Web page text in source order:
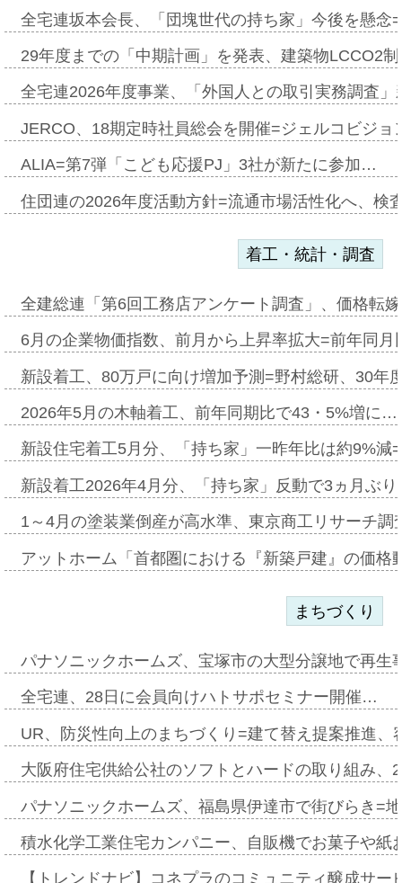
全宅連坂本会長、「団塊世代の持ち家」今後を懸
29年度までの「中期計画」を発表、建築物LCCO2
全宅連2026年度事業、「外国人との取引実務調査
JERCO、18期定時社員総会を開催=ジェルコビジ
ALIA=第7弾「こども応援PJ」3社が新たに参加…
住団連の2026年度活動方針=流通市場活性化へ、検
着工・統計・調査
全建総連「第6回工務店アンケート調査」、価格転
6月の企業物価指数、前月から上昇率拡大=前年同
新設着工、80万戸に向け増加予測=野村総研、30年
2026年5月の木軸着工、前年同期比で43・5%増に…
新設住宅着工5月分、「持ち家」一昨年比は約9%
新設着工2026年4月分、「持ち家」反動で3ヵ月ぶ
1～4月の塗装業倒産が高水準、東京商工リサーチ
アットホーム「首都圏における『新築戸建』の価
まちづくり
パナソニックホームズ、宝塚市の大型分譲地で再
全宅連、28日に会員向けハトサポセミナー開催…
UR、防災性向上のまちづくり=建て替え提案推進
大阪府住宅供給公社のソフトとハードの取り組み
パナソニックホームズ、福島県伊達市で街びらき=
積水化学工業住宅カンパニー、自販機でお菓子や
【トレンドナビ】コネプラのコミュニティ醸成サ